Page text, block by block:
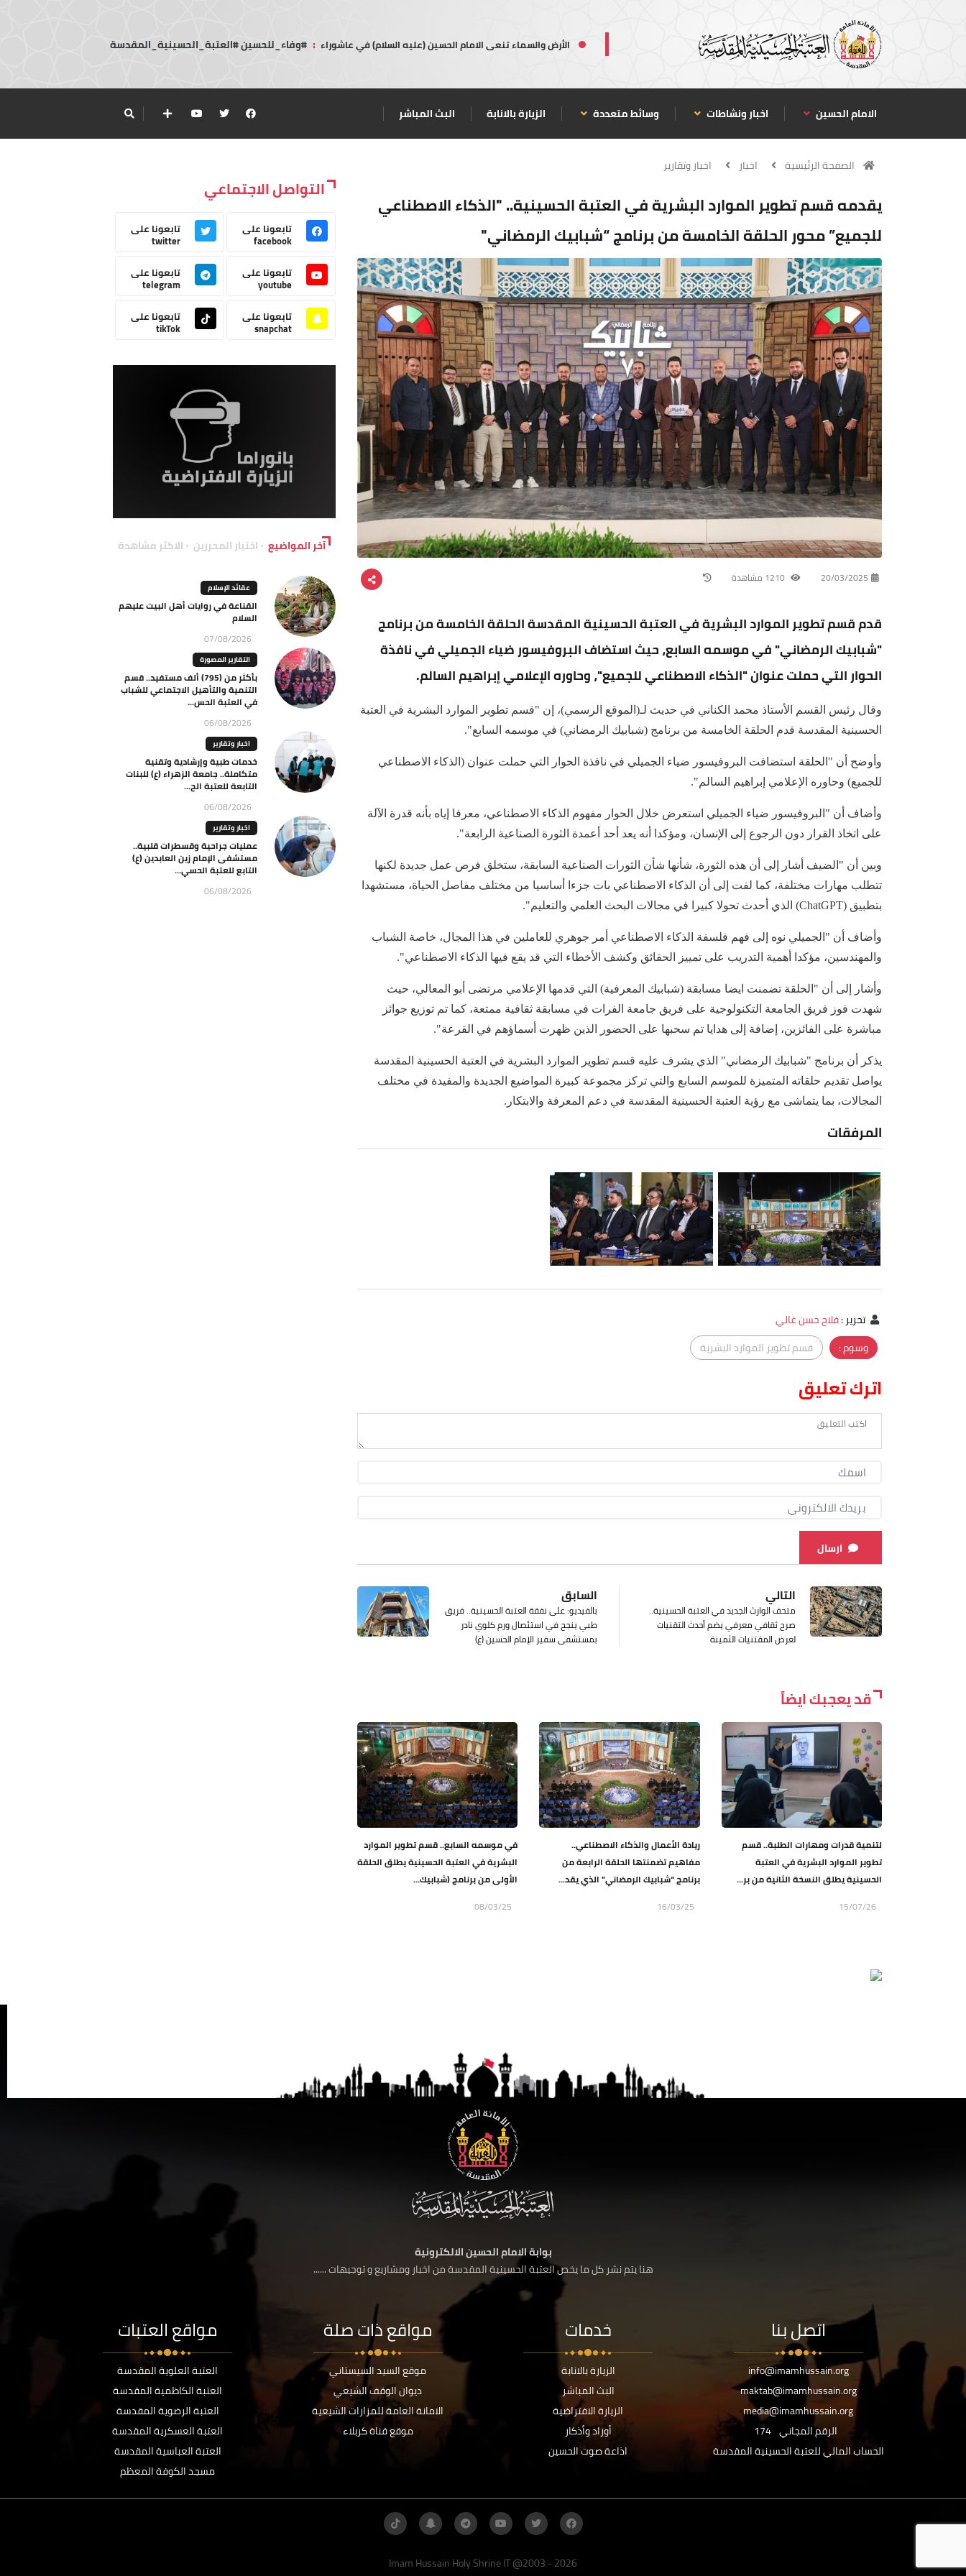
الأرض والسماء تنعى الامام الحسين (عليه السلام) في عاشوراء : #وفاء_للحسين #العتبة_الحسينية_المقدسة
الامام الحسين اخبار ونشاطات وسائط متعددة الزيارة بالانابة البث المباشر
الصفحة الرئيسية اخبار اخبار وتقارير
يقدمه قسم تطوير الموارد البشرية في العتبة الحسينية.. "الذكاء الاصطناعي
للجميع” محور الحلقة الخامسة من برنامج “شبابيك الرمضاني"
20/03/2025
قدم قسم تطوير الموارد البشرية في العتبة الحسينية المقدسة الحلقة الخامسة من برنامج
"شبابيك الرمضاني" في موسمه السابع، حيث استضاف البروفيسور ضياء الجميلي في نافذة
الحوار التي حملت عنوان "الذكاء الاصطناعي للجميع"، وحاوره الإعلامي إبراهيم السالم.
وقال رئيس القسم الأستاذ محمد الكناني في حديث لـ(الموقع الرسمي)، إن "قسم تطوير الموارد البشرية في العتبة
الحسينية المقدسة قدم الحلقة الخامسة من برنامج (شبابيك الرمضاني) في موسمه السابع".
وأوضح أن "الحلقة استضافت البروفيسور ضياء الجميلي في نافذة الحوار التي حملت عنوان (الذكاء الاصطناعي
للجميع) وحاوره الإعلامي إبراهيم السالم".
وأضاف أن "البروفيسور ضياء الجميلي استعرض خلال الحوار مفهوم الذكاء الاصطناعي، معرفا إياه بأنه قدرة الآلة
على اتخاذ القرار دون الرجوع إلى الإنسان، ومؤكدا أنه يعد أحد أعمدة الثورة الصناعية الرابعة".
وبين أن "الضيف أشار إلى أن هذه الثورة، شأنها شأن الثورات الصناعية السابقة، ستخلق فرص عمل جديدة لكنها
تتطلب مهارات مختلفة، كما لفت إلى أن الذكاء الاصطناعي بات جزءا أساسيا من مختلف مفاصل الحياة، مستشهدا
بتطبيق (ChatGPT) الذي أحدث تحولا كبيرا في مجالات البحث العلمي والتعليم".
وأضاف أن "الجميلي نوه إلى فهم فلسفة الذكاء الاصطناعي أمر جوهري للعاملين في هذا المجال، خاصة الشباب
والمهندسين، مؤكدا أهمية التدريب على تمييز الحقائق وكشف الأخطاء التي قد يقع فيها الذكاء الاصطناعي".
وأشار إلى أن "الحلقة تضمنت ايضا مسابقة (شبابيك المعرفية) التي قدمها الإعلامي مرتضى أبو المعالي، حيث
شهدت فوز فريق الجامعة التكنولوجية على فريق جامعة الفرات في مسابقة ثقافية ممتعة، كما تم توزيع جوائز
مباشرة على الفائزين، إضافة إلى هدايا تم سحبها على الحضور الذين ظهرت أسماؤهم في القرعة".
يذكر أن برنامج "شبابيك الرمضاني" الذي يشرف عليه قسم تطوير الموارد البشرية في العتبة الحسينية المقدسة
يواصل تقديم حلقاته المتميزة للموسم السابع والتي تركز مجموعة كبيرة المواضيع الجديدة والمفيدة في مختلف
المجالات، بما يتماشى مع رؤية العتبة الحسينية المقدسة في دعم المعرفة والابتكار.
المرفقات
تحرير:فلاح حسن غالي
وسوم :
قسم تطوير الموارد البشرية
اترك تعليق
ارسال
السابق
بالفيديو: على نفقة العتبة الحسينية.. فريق
طبي ينجح في استئصال ورم كلوي نادر
بمستشفى سفير الإمام الحسين (ع)
التالي
متحف الوارث الجديد في العتبة الحسينية..
صرح ثقافي معرفي يضم أحدث التقنيات
لعرض المقتنيات الثمينة
قد يعجبك ايضاً
لتنمية قدرات ومهارات الطلبة.. قسم
تطوير الموارد البشرية في العتبة
الحسينية يطلق النسخة الثانية من بر...
15/07/26
ريادة الأعمال والذكاء الاصطناعي..
مفاهيم تضمنتها الحلقة الرابعة من
برنامج “شبابيك الرمضاني" الذي يقد...
16/03/25
في موسمه السابع.. قسم تطوير الموارد
البشرية في العتبة الحسينية يطلق الحلقة
الأولى من برنامج (شبابيك...
08/03/25
التواصل الاجتماعي
تابعونا على
facebook
تابعونا على
twitter
تابعونا على
youtube
تابعونا على
telegram
تابعونا على
snapchat
تابعونا على
tikTok
آخر المواضيع اختيار المحررين الاكثر مشاهدة
عقائد الإسلام
القناعة في روايات أهل البيت عليهم
السلام
07/08/2026
التقارير المصورة
بأكثر من (795) ألف مستفيد.. قسم
التنمية والتأهيل الاجتماعي للشباب
في العتبة الحس...
06/08/2026
اخبار وتقارير
خدمات طبية وإرشادية وتقنية
متكاملة.. جامعة الزهراء (ع) للبنات
التابعة للعتبة الح...
06/08/2026
اخبار وتقارير
عمليات جراحية وقسطرات قلبية..
مستشفى الإمام زين العابدين (ع)
التابع للعتبة الحسي...
06/08/2026
بوابة الامام الحسين الالكترونية
هنا يتم نشر كل ما يخص العتبة الحسينية المقدسة من اخبار ومشاريع و توجيهات ......
اتصل بنا
info@imamhussain.org
maktab@imamhussain.org
media@imamhussain.org
الرقم المجاني 174
الحساب المالي للعتبة الحسينية المقدسة
خدمات
الزيارة بالانابة
البث المباشر
الزيارة الافتراضية
أوراد وأذكار
اذاعة صوت الحسين
مواقع ذات صلة
موقع السيد السيستاني
ديوان الوقف الشيعي
الامانة العامة للمزارات الشيعية
موقع قناة كربلاء
مواقع العتبات
العتبة العلوية المقدسة
العتبة الكاظمية المقدسة
العتبة الرضوية المقدسة
العتبة العسكرية المقدسة
العتبة العباسية المقدسة
مسجد الكوفة المعظم
Imam Hussain Holy Shrine IT @2003 - 2026